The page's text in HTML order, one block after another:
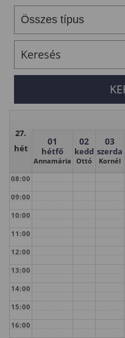
27.
hét
01
hétfő
Annamária
02
kedd
Ottó
03
szerda
Kornél
08:00
09:00
10:00
11:00
12:00
13:00
14:00
15:00
16:00